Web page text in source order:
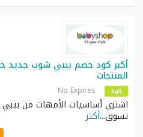
المنتجات
كود No Expires
اشتري أساسيات الأمهات من
تسوق...أكثر